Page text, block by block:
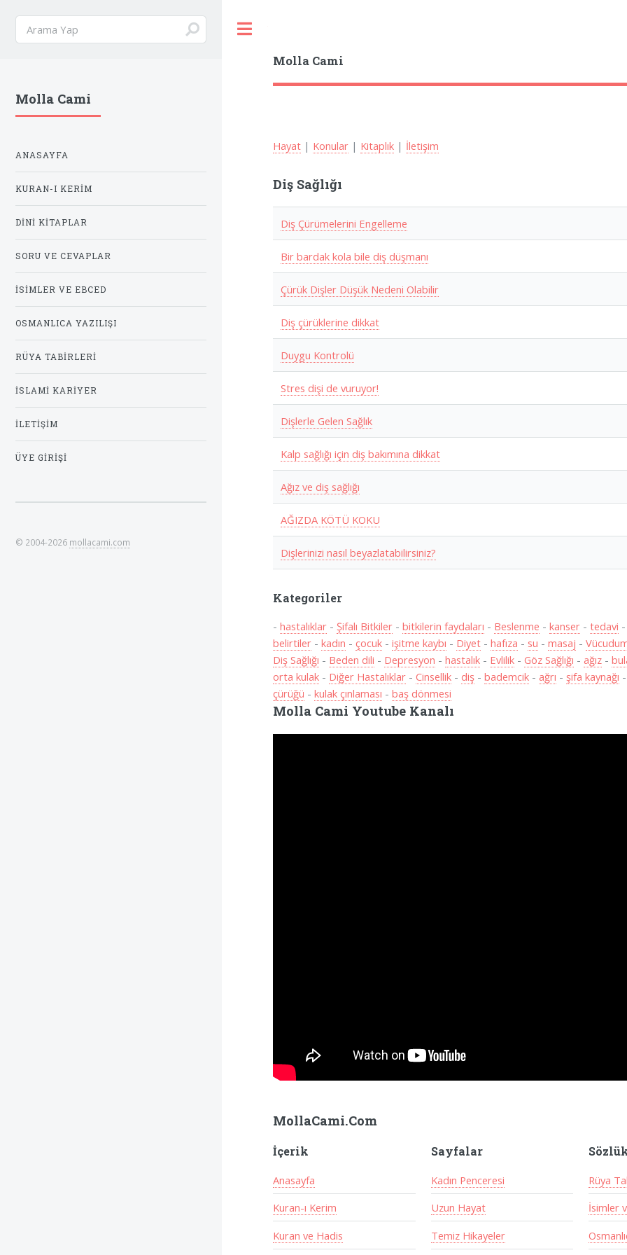
Molla Cami
Hayat | Konular | Kitaplık | İletişim
Diş Sağlığı
Diş Çürümelerini Engelleme
Bir bardak kola bile diş düşmanı
Çürük Dişler Düşük Nedeni Olabilir
Diş çürüklerine dikkat
Duygu Kontrolü
Stres dişi de vuruyor!
Dişlerle Gelen Sağlık
Kalp sağlığı için diş bakımına dikkat
Ağız ve diş sağlığı
AĞIZDA KÖTÜ KOKU
Dişlerinizi nasıl beyazlatabilirsiniz?
Kategoriler
-hastalıklar -Şifalı Bitkiler -bitkilerin faydaları - Beslenme -kanser -tedavi
belirtiler -kadın -çocuk -işitme kaybı - Diyet -hafıza - su -masaj -
Diş Sağlığı - Beden dili - Depresyon -hastalık - Evlilik -Göz Sağlığı -ağız -
orta kulak - Diğer Hastalıklar -Cinsellik - diş -bademcik -ağrı -şifa kaynağı -
çürüğü -kulak çınlaması -baş dönmesi
Molla Cami Youtube Kanalı
MollaCami.Com
İçerik
Anasayfa
Kuran-ı Kerim
Kuran ve Hadis
Sayfalar
Kadın Penceresi
Uzun Hayat
Temiz Hikayeler
Rüya
İsimler
Molla Cami
ANASAYFA
KURAN-I KERIM
DINI KITAPLAR
SORU VE CEVAPLAR
İSIMLER VE EBCED
OSMANLICA YAZILIŞI
RÜYA TABIRLERI
İSLAMI KARIYER
İLETIŞIM
ÜYE GIRIŞI
© 2004-2026 mollacami.com